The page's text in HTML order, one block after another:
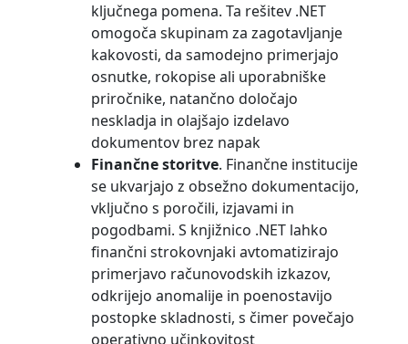
ključnega pomena. Ta rešitev .NET
omogoča skupinam za zagotavljanje
kakovosti, da samodejno primerjajo
osnutke, rokopise ali uporabniške
priročnike, natančno določajo
neskladja in olajšajo izdelavo
dokumentov brez napak
Finančne storitve. Finančne institucije
se ukvarjajo z obsežno dokumentacijo,
vključno s poročili, izjavami in
pogodbami. S knjižnico .NET lahko
finančni strokovnjaki avtomatizirajo
primerjavo računovodskih izkazov,
odkrijejo anomalije in poenostavijo
postopke skladnosti, s čimer povečajo
operativno učinkovitost